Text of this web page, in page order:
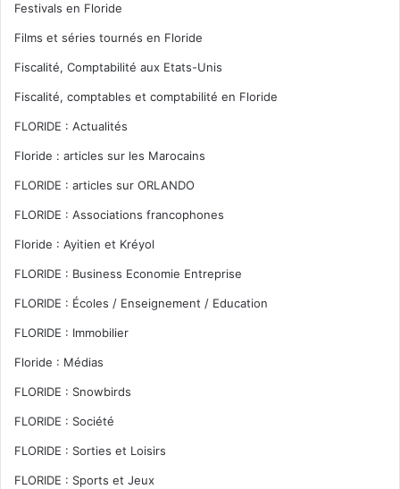
Festivals en Floride
Films et séries tournés en Floride
Fiscalité, Comptabilité aux Etats-Unis
Fiscalité, comptables et comptabilité en Floride
FLORIDE : Actualités
Floride : articles sur les Marocains
FLORIDE : articles sur ORLANDO
FLORIDE : Associations francophones
Floride : Ayitien et Kréyol
FLORIDE : Business Economie Entreprise
FLORIDE : Écoles / Enseignement / Education
FLORIDE : Immobilier
Floride : Médias
FLORIDE : Snowbirds
FLORIDE : Société
FLORIDE : Sorties et Loisirs
FLORIDE : Sports et Jeux